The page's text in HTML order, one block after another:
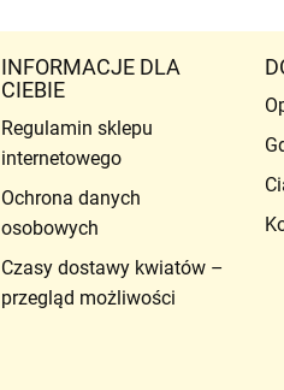
INFORMACJE DLA
CIEBIE
Regulamin sklepu
internetowego
Ochrona danych
osobowych
Czasy dostawy kwiatów –
przegląd możliwości